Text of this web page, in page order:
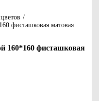
/
фисташковая матовая
160*160 фисташковая